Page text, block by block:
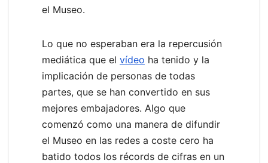
el Museo.
Lo que no esperaban era la repercusión
mediática que el vídeo ha tenido y la
implicación de personas de todas
partes, que se han convertido en sus
mejores embajadores. Algo que
comenzó como una manera de difundir
el Museo en las redes a coste cero ha
batido todos los récords de cifras en un